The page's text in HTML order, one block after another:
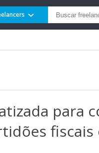
para
fiscais